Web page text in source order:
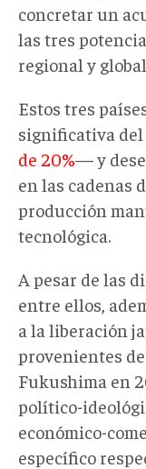
concretar un
las tres
regional y
Estos tres
significativa
de 20%— y
en las cadenas
producción
tecnológica.
A pesar de las
entre ellos,
a la liberación
provenientes
Fukushima en
político-
económico-
específico